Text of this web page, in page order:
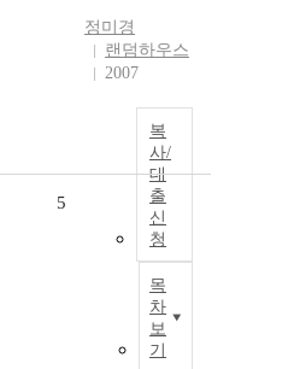
정미경
랜덤하우스
2007
복
사/
대
출
신
청
목
차
보
기
5